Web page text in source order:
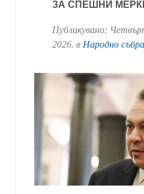
ЗА СПЕШНИ
Публикувано:
2026. в Народно